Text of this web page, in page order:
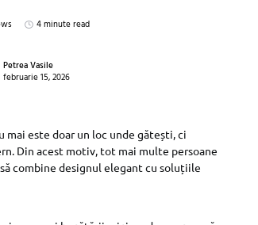
4 minute read
Petrea Vasile
februarie 15, 2026
este doar un loc unde gătești, ci
Din acest motiv, tot mai multe persoane
combine designul elegant cu soluțiile